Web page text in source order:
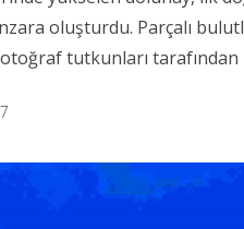
oluşturdu. Parçalı
tutkunları tarafından